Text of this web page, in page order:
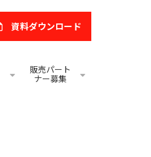
​資料ダウンロード
販売パート
ナー募集